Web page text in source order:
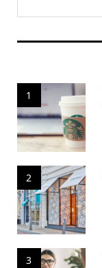
1
2
3